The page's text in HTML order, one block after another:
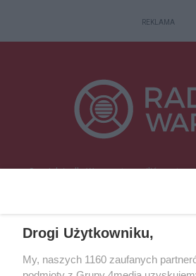
REKLAMA
Specjalnie dla Was postanowiliśmy
Śrem, Jarocin, Gniezno,
Drogi Użytkowniku,
My, naszych 1160 zaufanych